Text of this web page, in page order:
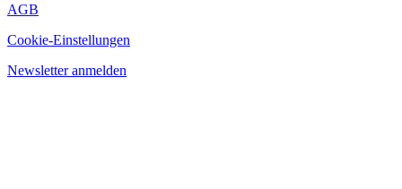
AGB
Cookie-Einstellungen
Newsletter anmelden